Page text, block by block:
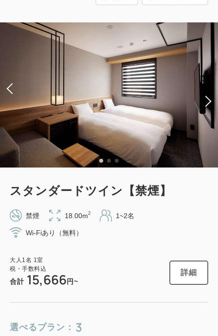
スタンダードツイン【禁煙】
禁煙 18.00m2 1~2名
Wi-Fiあり（無料）
大人 1名 1室
税・手数料込
合計 15,666 円~
詳細
選べるプラン： 3